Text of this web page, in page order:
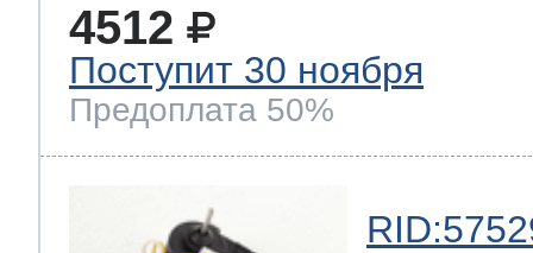
4512
Поступит 30 ноября
Предоплата 50%